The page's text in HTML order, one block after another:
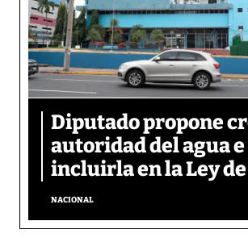
Diputado propone
autoridad del agua e
incluirla en la Ley de
NACIONAL